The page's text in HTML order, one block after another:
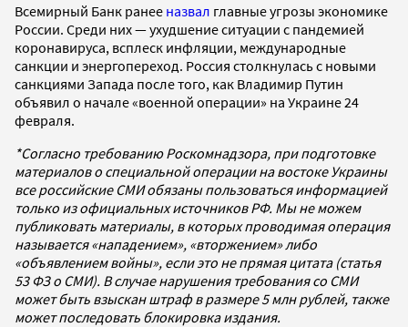
Всемирный Банк ранее назвал главные угрозы экономике
России. Среди них — ухудшение ситуации с пандемией
коронавируса, всплеск инфляции, международные
санкции и энергопереход. Россия столкнулась с новыми
санкциями Запада после того, как Владимир Путин
объявил о начале «военной операции» на Украине 24
февраля.
*Согласно требованию Роскомнадзора, при подготовке
материалов о специальной операции на востоке Украины
все российские СМИ обязаны пользоваться информацией
только из официальных источников РФ. Мы не можем
публиковать материалы, в которых проводимая операция
называется «нападением», «вторжением» либо
«объявлением войны», если это не прямая цитата (статья
53 ФЗ о СМИ). В случае нарушения требования со СМИ
может быть взыскан штраф в размере 5 млн рублей, также
может последовать блокировка издания.